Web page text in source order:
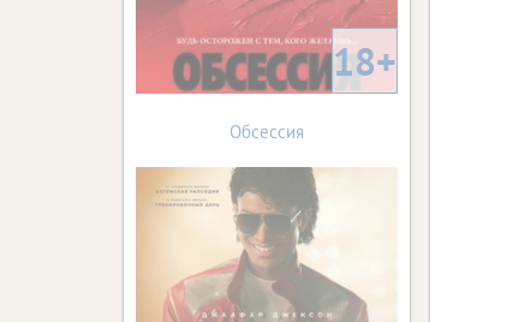
18+
Обсессия